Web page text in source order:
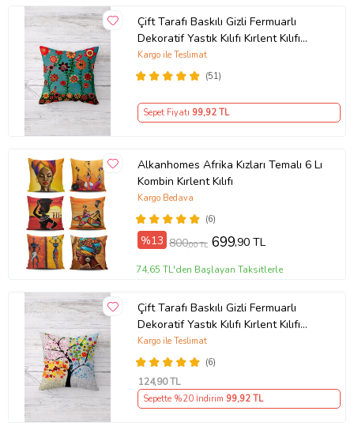
Çift Tarafı Baskılı Gizli Fermuarlı
Dekoratif Yastık Kılıfı Kırlent Kılıfı
Koltuk Yastık Kılıfı (Turkuaz-Yeşil)
(51)
Kargo ile Teslimat
Sepet Fiyatı 99,92 TL
Alkanhomes Afrika Kızları Temalı 6 Lı
Kombin Kırlent Kılıfı
(6)
Kargo Bedava
%13 800,00 TL 699,90 TL
74,65 TL'den Başlayan Taksitlerle
Çift Tarafı Baskılı Gizli Fermuarlı
Dekoratif Yastık Kılıfı Kırlent Kılıfı
Koltuk Yastık Kılıfı (Çok Renkli)
(6)
Kargo ile Teslimat
124,90 TL
Sepette %20 İndirim 99,92 TL